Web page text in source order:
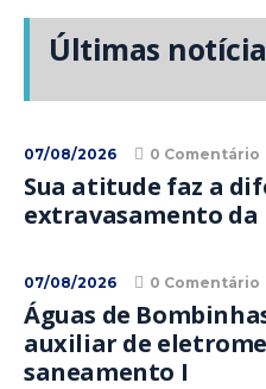
Últimas
07/08/2026 0 Comentário
Sua atitude faz a
extravasamento da
07/08/2026 0 Comentário
Águas de
auxiliar de
saneamento I